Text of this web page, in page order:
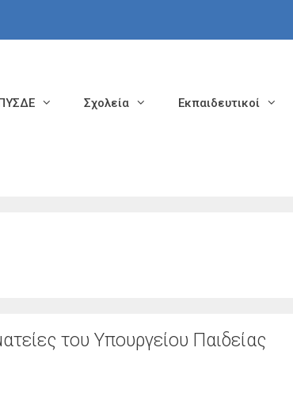
Σχολεία Εκπαιδευτικοί
του Υπουργείου Παιδείας